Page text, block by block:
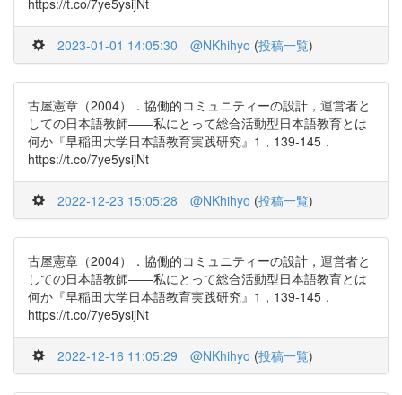
https://t.co/7ye5ysijNt
2023-01-01 14:05:30 @NKhihyo (投稿一覧)
古屋憲章（2004）．協働的コミュニティーの設計，運営者と
しての日本語教師――私にとって総合活動型日本語教育とは
何か『早稲田大学日本語教育実践研究』1，139-145．
https://t.co/7ye5ysijNt
2022-12-23 15:05:28 @NKhihyo (投稿一覧)
古屋憲章（2004）．協働的コミュニティーの設計，運営者と
しての日本語教師――私にとって総合活動型日本語教育とは
何か『早稲田大学日本語教育実践研究』1，139-145．
https://t.co/7ye5ysijNt
2022-12-16 11:05:29 @NKhihyo (投稿一覧)